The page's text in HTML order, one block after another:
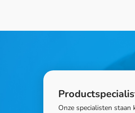
Onze specialisten staan